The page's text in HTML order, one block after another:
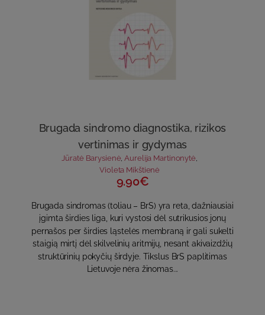
Brugada sindromo diagnostika, rizikos
vertinimas ir gydymas
Jūratė Barysienė,Aurelija Martinonytė,
Violeta Mikštienė
9.90€
Brugada sindromas (toliau – BrS) yra reta, dažniausiai
įgimta širdies liga, kuri vystosi dėl sutrikusios jonų
pernašos per širdies ląstelės membraną ir gali sukelti
staigią mirtį dėl skilvelinių aritmijų, nesant akivaizdžių
struktūrinių pokyčių širdyje. Tikslus BrS paplitimas
Lietuvoje nėra žinomas...